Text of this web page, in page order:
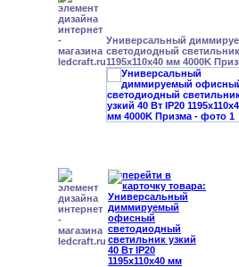
Универсальный
светодиодный светильник
1195x110x40 мм 4000K